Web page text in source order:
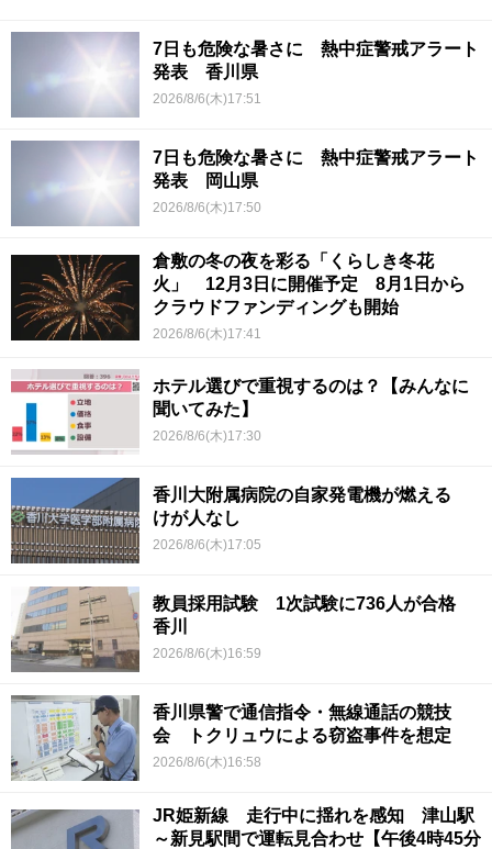
7日も危険な暑さに 熱中症警戒アラート
発表 香川県
2026/8/6(木)17:51
7日も危険な暑さに 熱中症警戒アラート
発表 岡山県
2026/8/6(木)17:50
倉敷の冬の夜を彩る「くらしき冬花
火」 12月3日に開催予定 8月1日から
クラウドファンディングも開始
2026/8/6(木)17:41
ホテル選びで重視するのは？【みんなに
聞いてみた】
2026/8/6(木)17:30
香川大附属病院の自家発電機が燃える
けが人なし
2026/8/6(木)17:05
教員採用試験 1次試験に736人が合格
香川
2026/8/6(木)16:59
香川県警で通信指令・無線通話の競技
会 トクリュウによる窃盗事件を想定
2026/8/6(木)16:58
JR姫新線 走行中に揺れを感知 津山駅
～新見駅間で運転見合わせ【午後4時45分